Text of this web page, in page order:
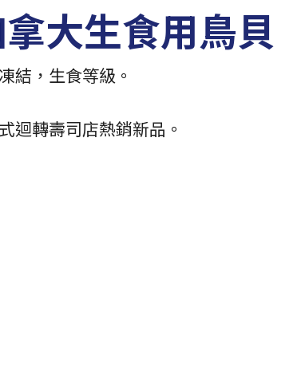
大生食用鳥貝
結，生食等級。
迴轉壽司店熱銷新品。